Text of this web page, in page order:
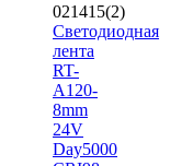
021415(2)
Светодиодная
лента
RT-
A120-
8mm
24V
Day5000